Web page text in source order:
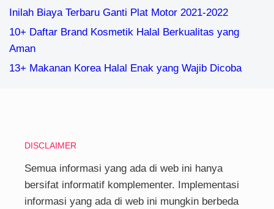
Inilah Biaya Terbaru Ganti Plat Motor 2021-2022
10+ Daftar Brand Kosmetik Halal Berkualitas yang
Aman
13+ Makanan Korea Halal Enak yang Wajib Dicoba
DISCLAIMER
Semua informasi yang ada di web ini hanya
bersifat informatif komplementer. Implementasi
informasi yang ada di web ini mungkin berbeda